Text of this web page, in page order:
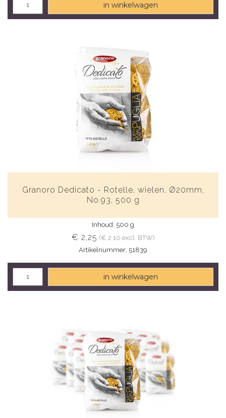
in winkelwagen
Granoro Dedicato - Rotelle, wielen, Ø20mm,
No.93, 500 g
Inhoud: 500 g
€ 2,25 (€ 2,10 excl. BTW)
Artikelnummer: 51839
in winkelwagen